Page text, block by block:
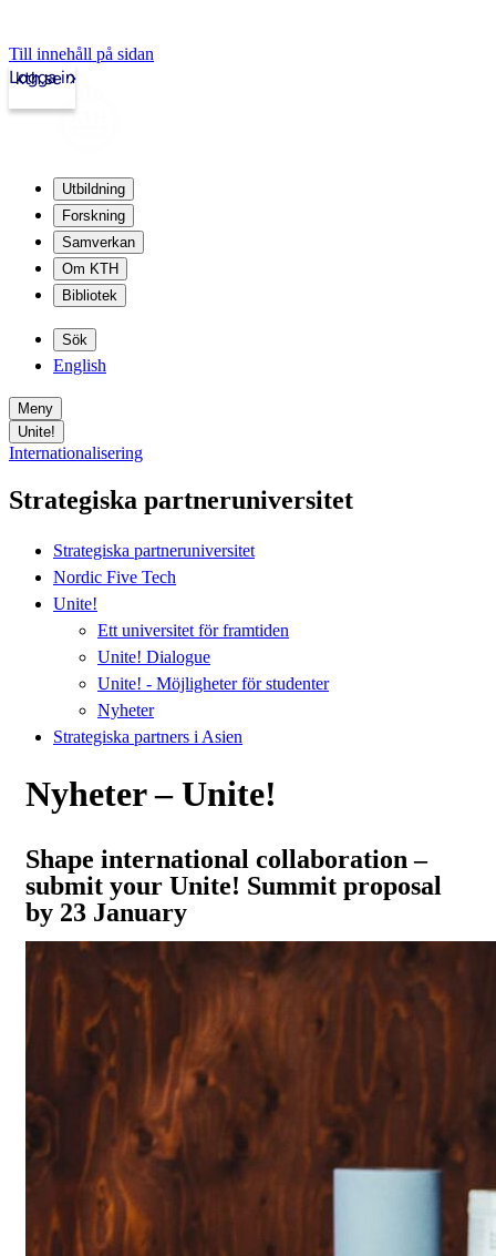
Till innehåll på sidan
kth.se
Logga in
Utbildning
Forskning
Samverkan
Om KTH
Bibliotek
Sök
English
Meny
Unite!
Internationalisering
Strategiska partneruniversitet
Strategiska partneruniversitet
Nordic Five Tech
Unite!
Ett universitet för framtiden
Unite! Dialogue
Unite! - Möjligheter för studenter
Nyheter
Strategiska partners i Asien
Nyheter – Unite!
Shape international collaboration –
submit your Unite! Summit proposal
by 23 January